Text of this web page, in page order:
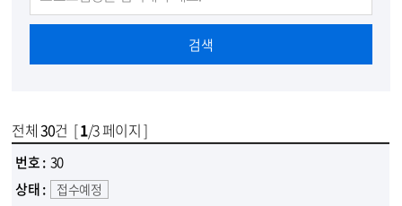
전체30건 [1/3 페이지 ]
30
접수예정